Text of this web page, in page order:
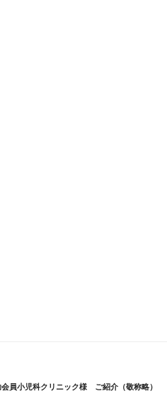
員小児科クリニック様 ご紹介（敬称略）